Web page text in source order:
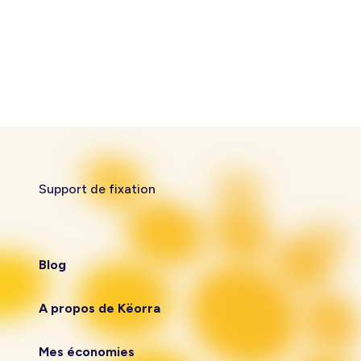
Support de fixation
Blog
A propos de Këorra
Mes économies